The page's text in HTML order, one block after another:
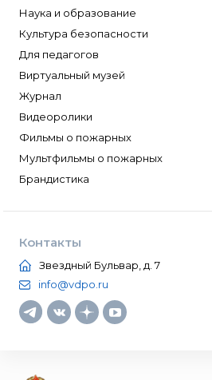
Наука и образование
Культура безопасности
Для педагогов
Виртуальный музей
Журнал
Видеоролики
Фильмы о пожарных
Мультфильмы о пожарных
Брандистика
Контакты
Звездный Бульвар, д. 7
info@vdpo.ru